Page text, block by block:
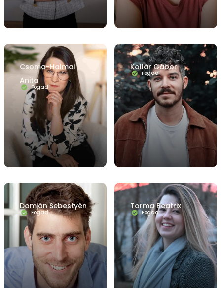
Csoma-Halmai
Anita
Fogad
Kollár Gábor
Fogad
Domján Sebestyén
Fogad
Torma Beatrix
Fogad